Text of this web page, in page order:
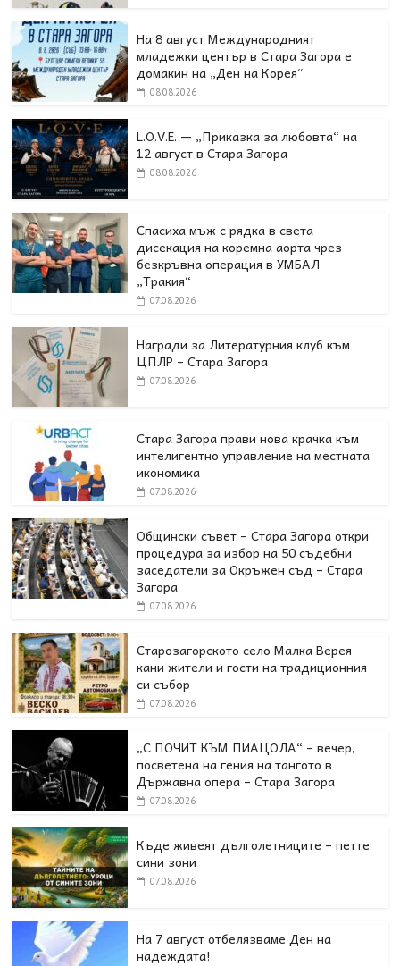
На 8 август Международният
младежки център в Стара Загора е
домакин на „Ден на Корея“
08.08.2026
L.O.V.E. — „Приказка за любовта“ на
12 август в Стара Загора
08.08.2026
Спасиха мъж с рядка в света
дисекация на коремна аорта чрез
безкръвна операция в УМБАЛ
„Тракия“
07.08.2026
Награди за Литературния клуб към
ЦПЛР – Стара Загора
07.08.2026
Стара Загора прави нова крачка към
интелигентно управление на местната
икономика
07.08.2026
Общински съвет – Стара Загора откри
процедура за избор на 50 съдебни
заседатели за Окръжен съд – Стара
Загора
07.08.2026
Старозагорското село Малка Верея
кани жители и гости на традиционния
си събор
07.08.2026
„С ПОЧИТ КЪМ ПИАЦОЛА“ – вечер,
посветена на гения на тангото в
Държавна опера – Стара Загора
07.08.2026
Къде живеят дълголетниците – петте
сини зони
07.08.2026
На 7 август отбелязваме Ден на
надеждата!